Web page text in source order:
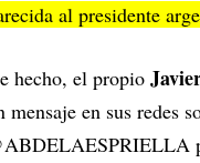
al presidente
hecho, el propio
mensaje en sus redes